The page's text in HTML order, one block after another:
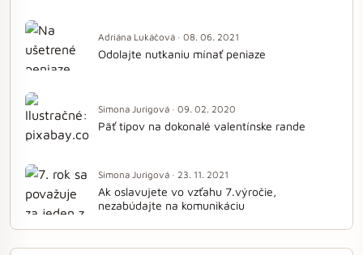
Adriána Lukáčová · 08. 06. 2021
Odolajte nutkaniu mínať peniaze
Simona Jurigová · 09. 02. 2020
Päť tipov na dokonalé valentínske rande
Simona Jurigová · 23. 11. 2021
Ak oslavujete vo vzťahu 7.výročie,
nezabúdajte na komunikáciu